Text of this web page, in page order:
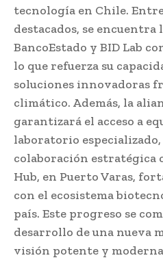
tecnología en Chile.
destacados, se
BancoEstado y BID Lab
lo que refuerza su
soluciones innovadoras
climático. Además, la
garantizará el acceso a
laboratorio
colaboración estratégica
Hub, en Puerto Varas,
con el ecosistema
país. Este progreso se
desarrollo de una nueva
visión potente y